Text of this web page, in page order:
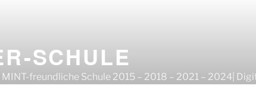
SCHULE
freundliche Schule 2015 – 2018 – 2021 – 2024|